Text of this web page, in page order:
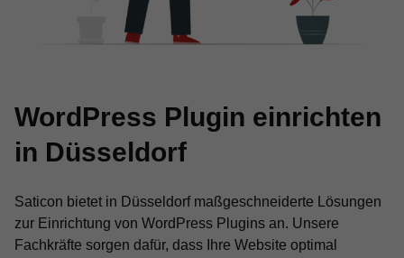
WordPress Plugin einrichten
in Düsseldorf
Saticon bietet in Düsseldorf maßgeschneiderte Lösungen
zur Einrichtung von WordPress Plugins an. Unsere
Fachkräfte sorgen dafür, dass Ihre Website optimal